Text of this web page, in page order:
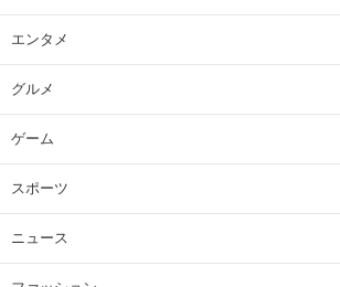
エンタメ
グルメ
ゲーム
スポーツ
ニュース